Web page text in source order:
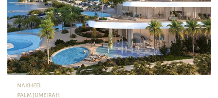
NAKHEEL
PALM JUMEIRAH